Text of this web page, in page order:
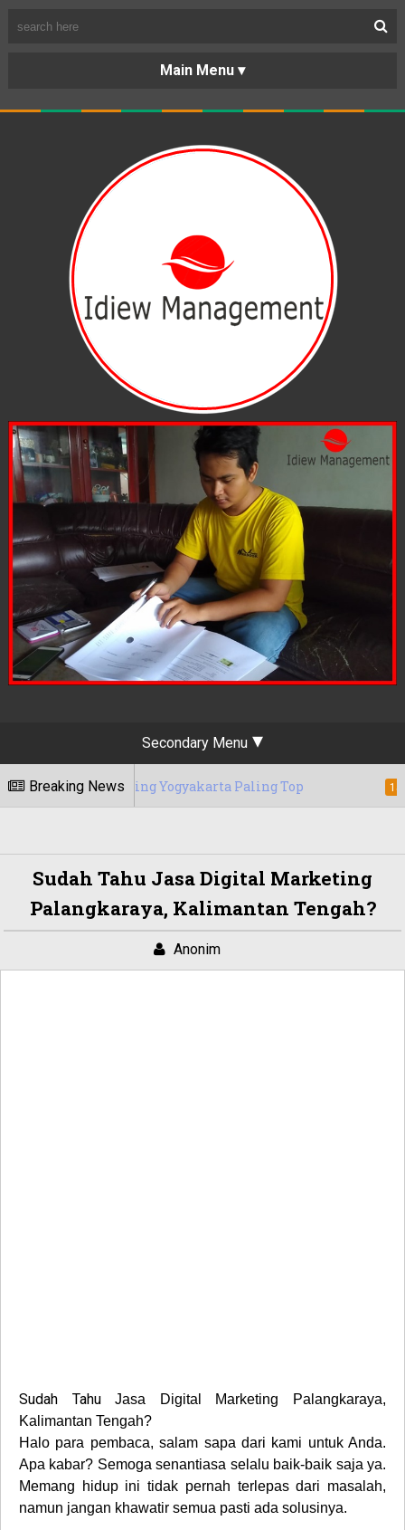
BERANDA
PORTOFOLIO
KARIR
KERJASAMA
LAYANAN
Secondary Menu
Breaking News
Yogyakarta Paling Top 15/05/2020
Sudah Tahu Jasa Digital Marketing
Palangkaraya, Kalimantan Tengah?
Anonim
Sudah TahuJasa Digital Marketing Palangkaraya,
Kalimantan Tengah?
Halo para pembaca, salam sapa dari kami untuk Anda.
Apa kabar? Semoga senantiasa selalu baik-baik saja ya.
Memang hidup ini tidak pernah terlepas dari masalah,
namun jangan khawatir semua pasti ada solusinya.